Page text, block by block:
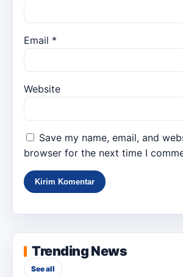
Email *
Website
Save my name, email, and
browser for the next time I
Trending News
See all